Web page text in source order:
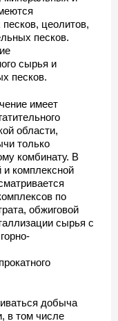
цеолитов,
песков.
сырья и
песков.
имеет
области,
только
комбинату. В
и комплексной
по
обжиговой
сырья с
добыча
в том числе